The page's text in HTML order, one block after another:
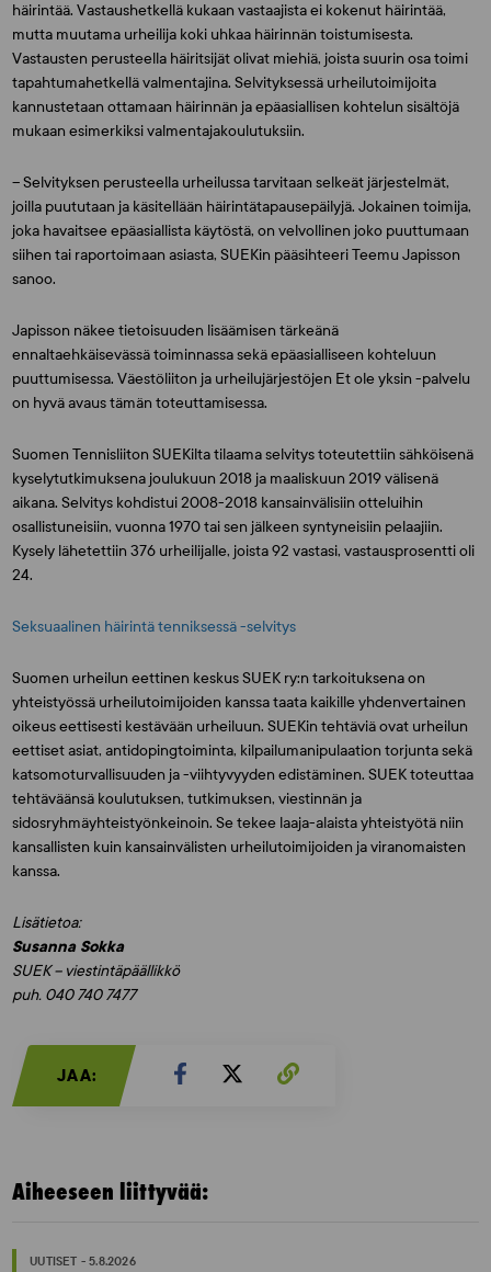
häirintää. Vastaushetkellä kukaan vastaajista ei kokenut häirintää,
mutta muutama urheilija koki uhkaa häirinnän toistumisesta.
Vastausten perusteella häiritsijät olivat miehiä, joista suurin osa toimi
tapahtumahetkellä valmentajina. Selvityksessä urheilutoimijoita
kannustetaan ottamaan häirinnän ja epäasiallisen kohtelun sisältöjä
mukaan esimerkiksi valmentajakoulutuksiin.
– Selvityksen perusteella urheilussa tarvitaan selkeät järjestelmät,
joilla puututaan ja käsitellään häirintätapausepäilyjä. Jokainen toimija,
joka havaitsee epäasiallista käytöstä, on velvollinen joko puuttumaan
siihen tai raportoimaan asiasta, SUEKin pääsihteeriTeemu Japisson
sanoo.
Japisson näkee tietoisuuden lisäämisen tärkeänä
ennaltaehkäisevässä toiminnassa sekä epäasialliseen kohteluun
puuttumisessa. Väestöliiton ja urheilujärjestöjen Et ole yksin -palvelu
on hyvä avaus tämän toteuttamisessa.
Suomen Tennisliiton SUEKilta tilaama selvitys toteutettiin sähköisenä
kyselytutkimuksena joulukuun 2018 ja maaliskuun 2019 välisenä
aikana. Selvitys kohdistui 2008-2018 kansainvälisiin otteluihin
osallistuneisiin, vuonna 1970 tai sen jälkeen syntyneisiin pelaajiin.
Kysely lähetettiin 376 urheilijalle, joista 92 vastasi, vastausprosentti oli
24.
Seksuaalinen häirintä tenniksessä -selvitys
Suomen urheilun eettinen keskus SUEK ry:n tarkoituksena on
yhteistyössä urheilutoimijoiden kanssa taata kaikille yhdenvertainen
oikeus eettisesti kestävään urheiluun. SUEKin tehtäviä ovat urheilun
eettiset asiat, antidopingtoiminta, kilpailumanipulaation torjunta sekä
katsomoturvallisuuden ja -viihtyvyyden edistäminen. SUEK toteuttaa
tehtäväänsä koulutuksen, tutkimuksen, viestinnän ja
sidosryhmäyhteistyönkeinoin. Se tekee laaja-alaista yhteistyötä niin
kansallisten kuin kansainvälisten urheilutoimijoiden ja viranomaisten
kanssa.
Lisätietoa:
Susanna Sokka
SUEK – viestintäpäällikkö
puh. 040 740 7477
JAA:
Aiheeseen liittyvää:
UUTISET - 5.8.2026